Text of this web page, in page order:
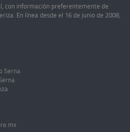
con información preferentemente de
En línea desde el 16 de junio de 2008,
Serna